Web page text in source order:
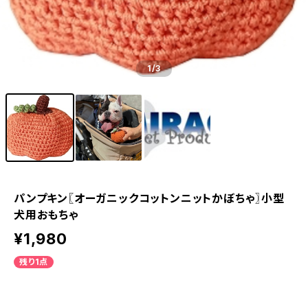
1/3
パンプキン〖オーガニックコットンニットかぼちゃ〗小型
犬用おもちゃ
¥1,980
残り1点